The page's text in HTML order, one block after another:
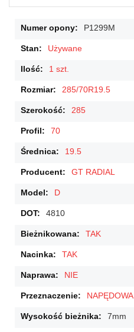
Więcej
P1299M
Używane
1 szt.
285/70R19.5
285
70
19.5
GT RADIAL
D
4810
TAK
TAK
NIE
NAPĘDOWA
7mm